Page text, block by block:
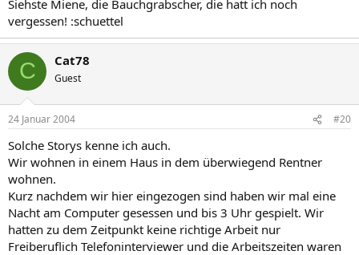
Siehste Miene, die Bauchgrabscher, die hatt ich noch
vergessen! :schuettel
C Cat78
Guest
24 Januar 2004 #20
Solche Storys kenne ich auch.
Wir wohnen in einem Haus in dem überwiegend Rentner
wohnen.
Kurz nachdem wir hier eingezogen sind haben wir mal eine
Nacht am Computer gesessen und bis 3 Uhr gespielt. Wir
hatten zu dem Zeitpunkt keine richtige Arbeit nur
Freiberuflich Telefoninterviewer und die Arbeitszeiten waren